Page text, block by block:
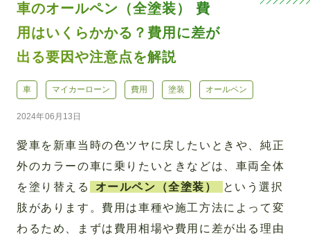
車のオールペン（全塗装） 費
用はいくらかかる？費用に差が
出る要因や注意点を解説
車 マイカーローン 費用 塗装 オールペン
2024年06月13日
愛車を新車当時の色ツヤに戻したいときや、純正
外のカラーの車に乗りたいときなどは、車両全体
を塗り替える
オールペン（全塗装）
という選択
肢があります。費用は車種や施工方法によって変
わるため、まずは費用相場や費用に差が出る理由